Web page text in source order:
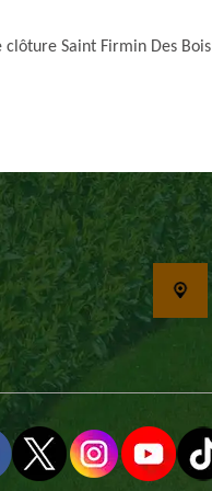
clôture Saint Firmin Des Bois